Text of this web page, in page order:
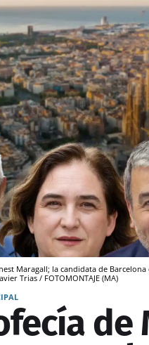
Maragall; la candidata de
Trias / FOTOMONTAJE (MA)
de